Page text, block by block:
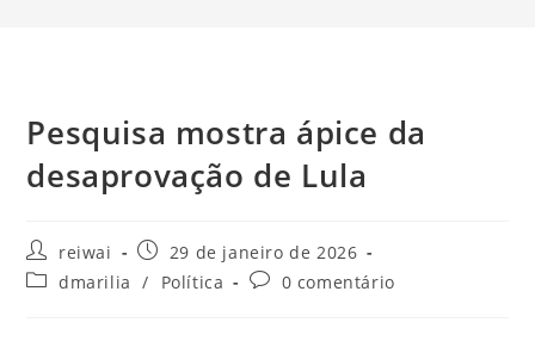
Pesquisa mostra ápice da
desaprovação de Lula
Autor
do
post:
reiwai
Post
publicado:
29 de janeiro de 2026
Categoria
dmarilia / Política
Comentários
0 comentário